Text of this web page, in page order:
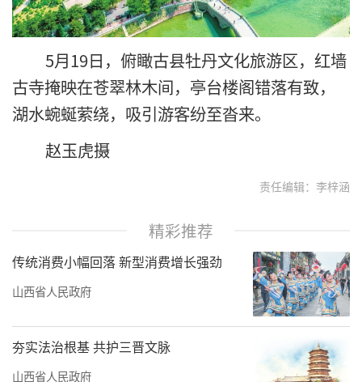
5月19日，俯瞰古县牡丹文化旅游区，红墙
古寺掩映在苍翠林木间，亭台楼阁错落有致，
湖水蜿蜒萦绕，吸引游客纷至沓来。
赵玉虎摄
责任编辑：李梓涵
精彩推荐
传统消费小幅回落 新型消费增长强劲
山西省人民政府
夯实法治根基 共护三晋文脉
山西省人民政府